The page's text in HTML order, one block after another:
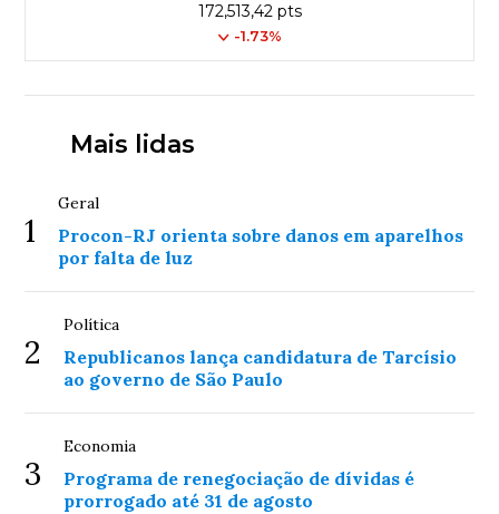
172,513,42 pts
-1.73%
Mais lidas
1
Geral
Procon-RJ orienta sobre danos em aparelhos
por falta de luz
2
Política
Republicanos lança candidatura de Tarcísio
ao governo de São Paulo
3
Economia
Programa de renegociação de dívidas é
prorrogado até 31 de agosto